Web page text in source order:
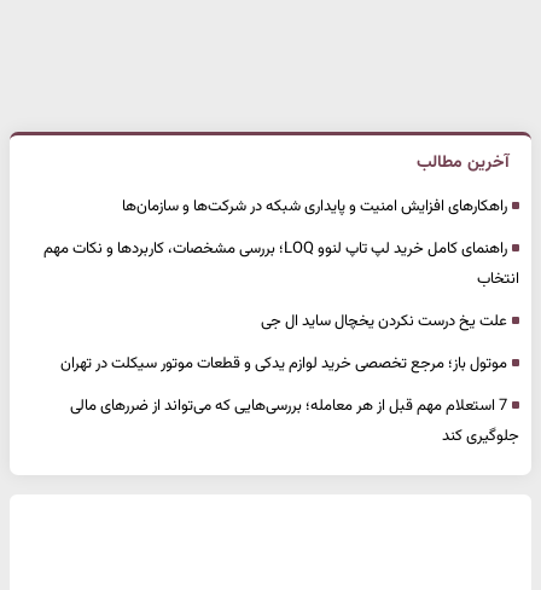
آخرین مطالب
راهکارهای افزایش امنیت و پایداری شبکه در شرکت‌ها و سازمان‌ها
راهنمای کامل خرید لپ تاپ لنوو LOQ؛ بررسی مشخصات، کاربردها و نکات مهم
انتخاب
علت یخ درست نکردن یخچال ساید ال جی
موتول باز؛ مرجع تخصصی خرید لوازم یدکی و قطعات موتور سیکلت در تهران
7 استعلام مهم قبل از هر معامله؛ بررسی‌هایی که می‌تواند از ضررهای مالی
جلوگیری کند